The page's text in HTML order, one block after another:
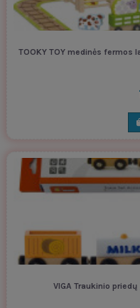
TOOKY TOY medinės
VIGA Traukinio